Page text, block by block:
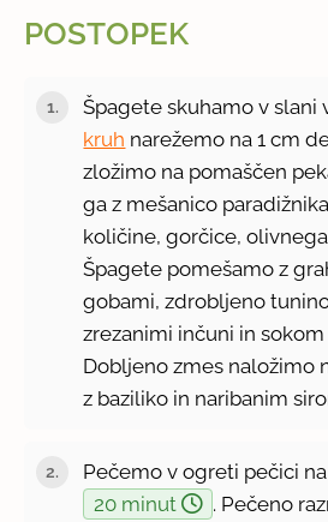
POSTOPEK
Špagete skuhamo v slani
kruh narežemo na 1 cm
zložimo na pomaščen
ga z mešanico
količine, gorčice,
Špagete pomešamo z
gobami, zdrobljeno
zrezanimi inčuni in sokom
Dobljeno zmes naložimo
z baziliko in naribanim
Pečemo v ogreti pečici
20 minut
. Pečeno